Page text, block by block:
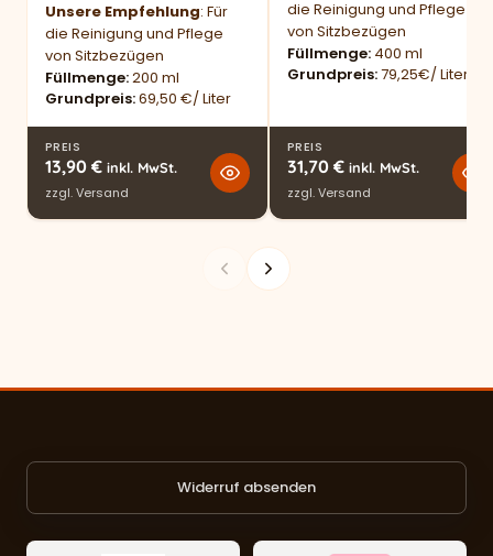
Unsere Empfehlung: Für
die Reinigung und Pflege
von Sitzbezügen
Füllmenge 200 ml
Grundpreis 69,50 €/ Liter
PREIS
13,90 € inkl. MwSt.
zzgl.Versand
die Reinigung und Pflege
von Sitzbezügen
Füllmenge 400 ml
Grundpreis 79,25€/ Liter
PREIS
31,70 € inkl. MwSt.
zzgl.Versand
Widerruf absenden